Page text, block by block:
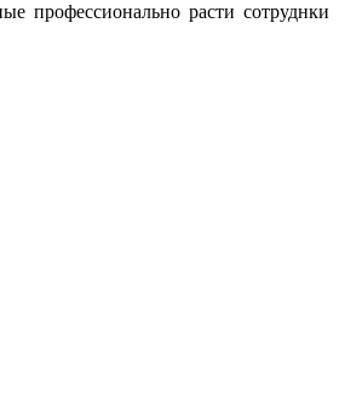
профессионально расти сотруднки